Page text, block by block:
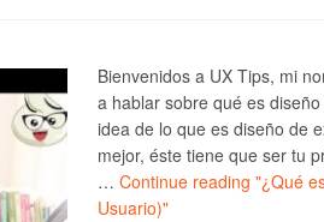
Bienvenidos a UX Tips, mi
a hablar sobre qué es
idea de lo que es diseño de
mejor, éste tiene que ser tu
… Continue reading "¿Qué
Usuario)"